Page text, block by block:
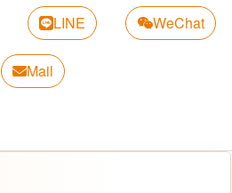
LINE WeChat
Mail